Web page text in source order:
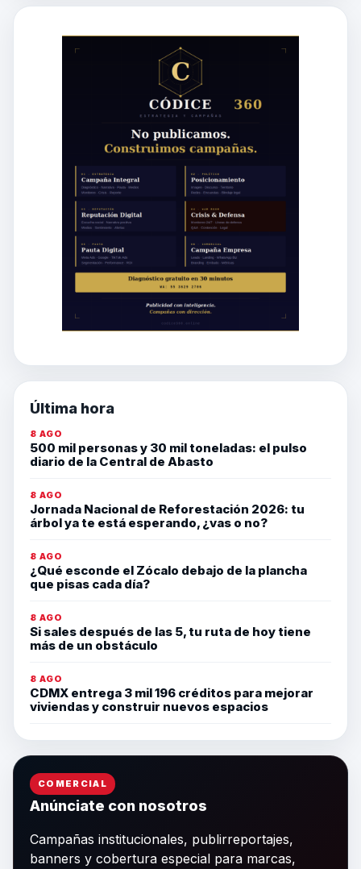
Última hora
8 AGO
500 mil personas y 30 mil toneladas: el pulso
diario de la Central de Abasto
8 AGO
Jornada Nacional de Reforestación 2026: tu
árbol ya te está esperando, ¿vas o no?
8 AGO
¿Qué esconde el Zócalo debajo de la plancha
que pisas cada día?
8 AGO
Si sales después de las 5, tu ruta de hoy tiene
más de un obstáculo
8 AGO
CDMX entrega 3 mil 196 créditos para mejorar
viviendas y construir nuevos espacios
COMERCIAL
Anúnciate con nosotros
Campañas institucionales, publirreportajes,
banners y cobertura especial para marcas,